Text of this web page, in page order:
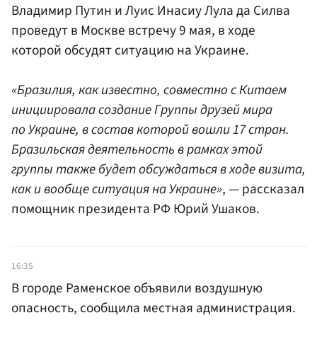
Владимир Путин и Луис Инасиу Лула да Силва
проведут в Москве встречу 9 мая, в ходе
которой обсудят ситуацию на Украине.
«Бразилия, как известно, совместно с Китаем
инициировала создание Группы друзей мира
по Украине, в состав которой вошли 17 стран.
Бразильская деятельность в рамках этой
группы также будет обсуждаться в ходе визита,
как и вообще ситуация на Украине», — рассказал
помощник президента РФ Юрий Ушаков.
16:35
В городе Раменское объявили воздушную
опасность, сообщила местная администрация.